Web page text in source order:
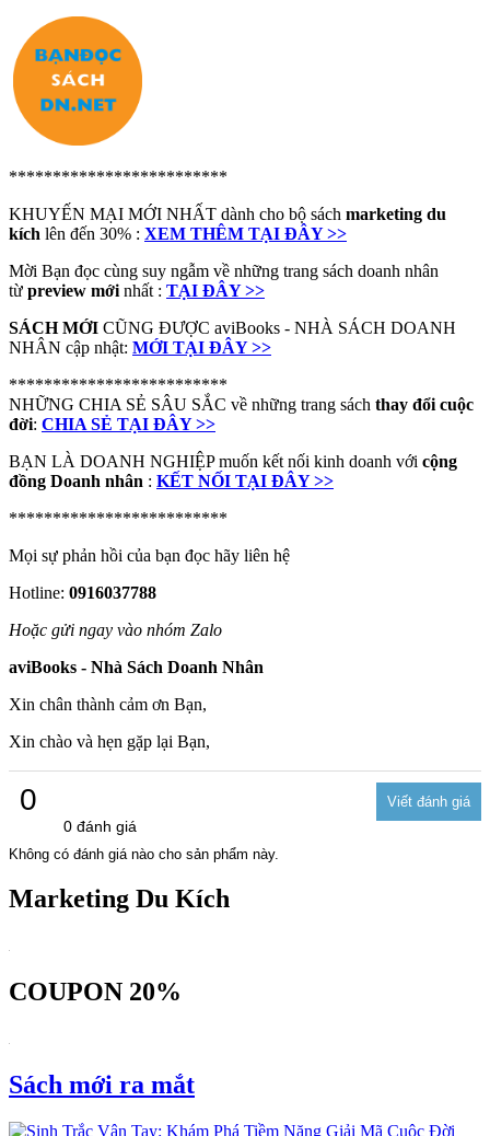
*************************
KHUYẾN MẠI MỚI NHẤT dành cho bộ sách marketing du
kích lên đến 30% : XEM THÊM TẠI ĐÂY >>
Mời Bạn đọc cùng suy ngẫm về những trang sách doanh nhân
từ preview mới nhất : TẠI ĐÂY >>
SÁCH MỚI CŨNG ĐƯỢC aviBooks - NHÀ SÁCH DOANH
NHÂN cập nhật: MỚI TẠI ĐÂY >>
*************************
NHỮNG CHIA SẺ SÂU SẮC về những trang sách thay đổi cuộc
đời: CHIA SẺ TẠI ĐÂY >>
BẠN LÀ DOANH NGHIỆP muốn kết nối kinh doanh với cộng
đồng Doanh nhân : KẾT NỐI TẠI ĐÂY >>
*************************
Mọi sự phản hồi của bạn đọc hãy liên hệ
Hotline: 0916037788
Hoặc gửi ngay vào nhóm Zalo
aviBooks - Nhà Sách Doanh Nhân
Xin chân thành cảm ơn Bạn,
Xin chào và hẹn gặp lại Bạn,
0
0 đánh giá
Không có đánh giá nào cho sản phẩm này.
Marketing Du Kích
COUPON 20%
Sách mới ra mắt